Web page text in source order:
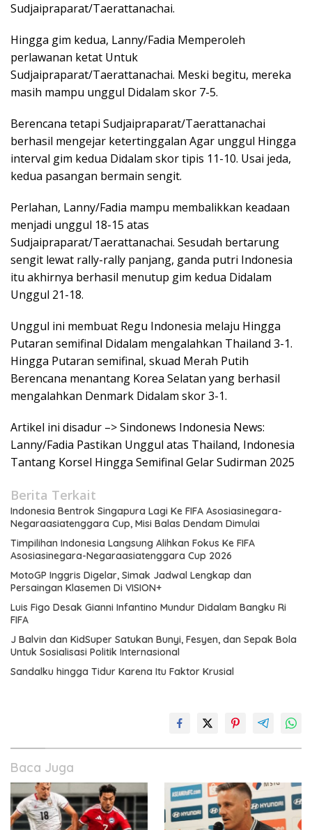
Sudjaipraparat/Taerattanachai.
Hingga gim kedua, Lanny/Fadia Memperoleh
perlawanan ketat Untuk
Sudjaipraparat/Taerattanachai. Meski begitu, mereka
masih mampu unggul Didalam skor 7-5.
Berencana tetapi Sudjaipraparat/Taerattanachai
berhasil mengejar ketertinggalan Agar unggul Hingga
interval gim kedua Didalam skor tipis 11-10. Usai jeda,
kedua pasangan bermain sengit.
Perlahan, Lanny/Fadia mampu membalikkan keadaan
menjadi unggul 18-15 atas
Sudjaipraparat/Taerattanachai. Sesudah bertarung
sengit lewat rally-rally panjang, ganda putri Indonesia
itu akhirnya berhasil menutup gim kedua Didalam
Unggul 21-18.
Unggul ini membuat Regu Indonesia melaju Hingga
Putaran semifinal Didalam mengalahkan Thailand 3-1.
Hingga Putaran semifinal, skuad Merah Putih
Berencana menantang Korea Selatan yang berhasil
mengalahkan Denmark Didalam skor 3-1.
Artikel ini disadur –> Sindonews Indonesia News:
Lanny/Fadia Pastikan Unggul atas Thailand, Indonesia
Tantang Korsel Hingga Semifinal Gelar Sudirman 2025
Berita Terkait
Indonesia Bentrok Singapura Lagi Ke FIFA Asosiasinegara-
Negaraasiatenggara Cup, Misi Balas Dendam Dimulai
Timpilihan Indonesia Langsung Alihkan Fokus Ke FIFA
Asosiasinegara-Negaraasiatenggara Cup 2026
MotoGP Inggris Digelar, Simak Jadwal Lengkap dan
Persaingan Klasemen Di VISION+
Luis Figo Desak Gianni Infantino Mundur Didalam Bangku Ri
FIFA
J Balvin dan KidSuper Satukan Bunyi, Fesyen, dan Sepak Bola
Untuk Sosialisasi Politik Internasional
Sandalku hingga Tidur Karena Itu Faktor Krusial
Baca Juga